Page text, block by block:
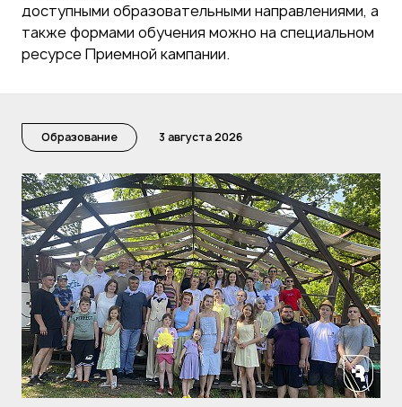
доступными образовательными направлениями, а
также формами обучения можно на специальном
ресурсе Приемной кампании.
Образование 3 августа 2026